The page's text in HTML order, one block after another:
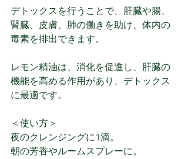
デトックスを行うことで、肝臓や腸、
腎臓、皮膚、肺の働きを助け、体内の
毒素を排出できます。
レモン精油は、消化を促進し、肝臓の
機能を高める作用があり、デトックス
に最適です。
＜使い方＞
夜のクレンジングに1滴。
朝の芳香やルームスプレーに。